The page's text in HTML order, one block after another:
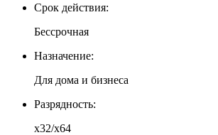
Cрок действия:
Бессрочная
Назначение:
Для дома и бизнеса
Разрядность:
x32/x64